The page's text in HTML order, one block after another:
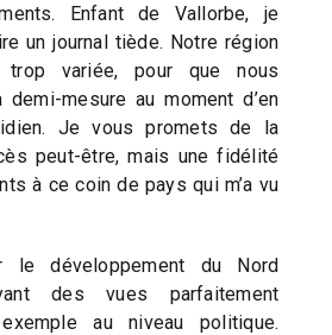
Enfant de Vallorbe, je
un journal tiède. Notre région
variée, pour que nous
mesure au moment d’en
Je vous promets de la
peut-être, mais une fidélité
à ce coin de pays qui m’a vu
le développement du Nord
des vues parfaitement
au niveau politique.